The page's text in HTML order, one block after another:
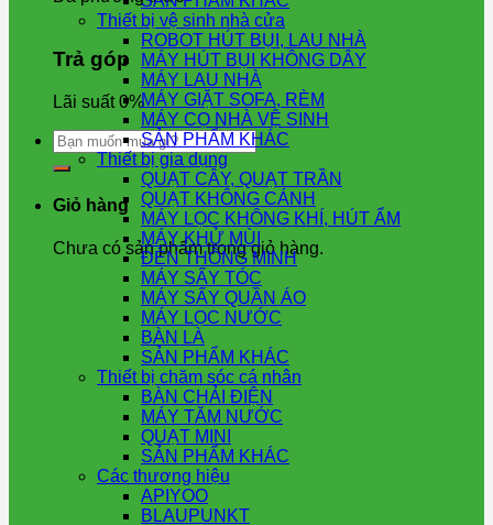
Trả góp
Lãi suất 0%
Tìm
kiếm:
Giỏ hàng
Chưa có sản phẩm trong giỏ hàng.
Thiết bị vệ sinh nhà cửa
ROBOT HÚT BỤI, LAU NHÀ
MÁY HÚT BỤI KHÔNG DÂY
MÁY LAU NHÀ
MÁY GIẶT SOFA, RÈM
MÁY CỌ NHÀ VỆ SINH
SẢN PHẨM KHÁC
Thiết bị gia dụng
QUẠT CÂY, QUẠT TRẦN
QUẠT KHÔNG CÁNH
MÁY LỌC KHÔNG KHÍ, HÚT ẨM
MÁY KHỬ MÙI
ĐÈN THÔNG MINH
MÁY SẤY TÓC
MÁY SẤY QUẦN ÁO
MÁY LỌC NƯỚC
BÀN LÀ
SẢN PHẨM KHÁC
Thiết bị chăm sóc cá nhân
BÀN CHẢI ĐIỆN
MÁY TĂM NƯỚC
QUẠT MINI
SẢN PHẨM KHÁC
Các thương hiệu
APIYOO
BLAUPUNKT